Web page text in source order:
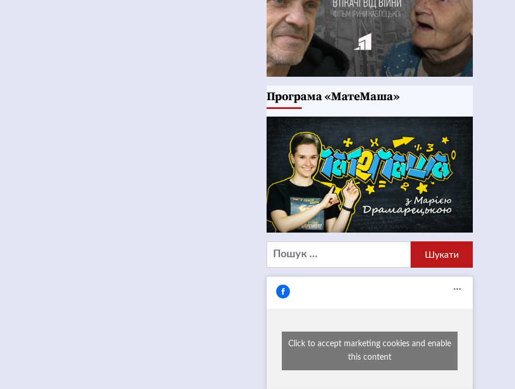
Програма «МатеМаша»
Пошук:
Click to accept marketing cookies and enable
this content